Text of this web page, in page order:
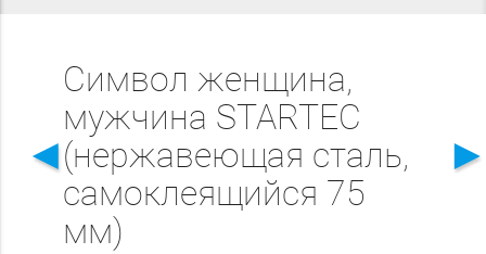
◄
Символ женщина,
мужчина STARTEC
(нержавеющая сталь,
самоклеящийся 75
мм)